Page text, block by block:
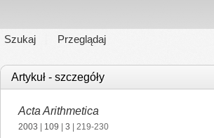
Szukaj Przeglądaj
Artykuł - szczegóły
Acta Arithmetica
2003 109 3 | 219-230